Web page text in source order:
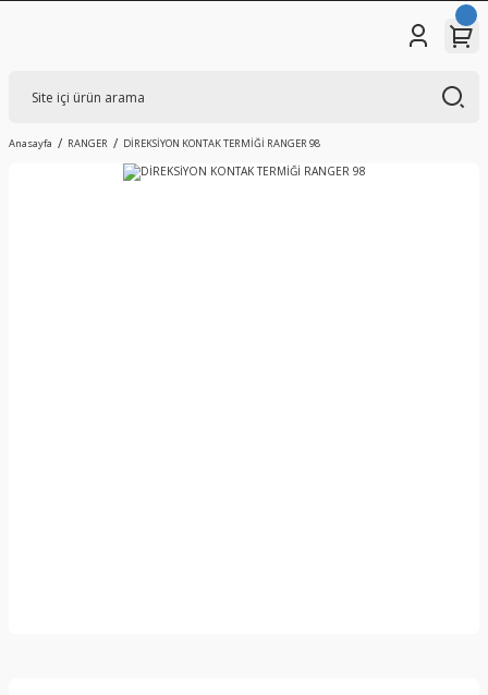
Anasayfa RANGER DİREKSİYON KONTAK TERMİĞİ RANGER 98